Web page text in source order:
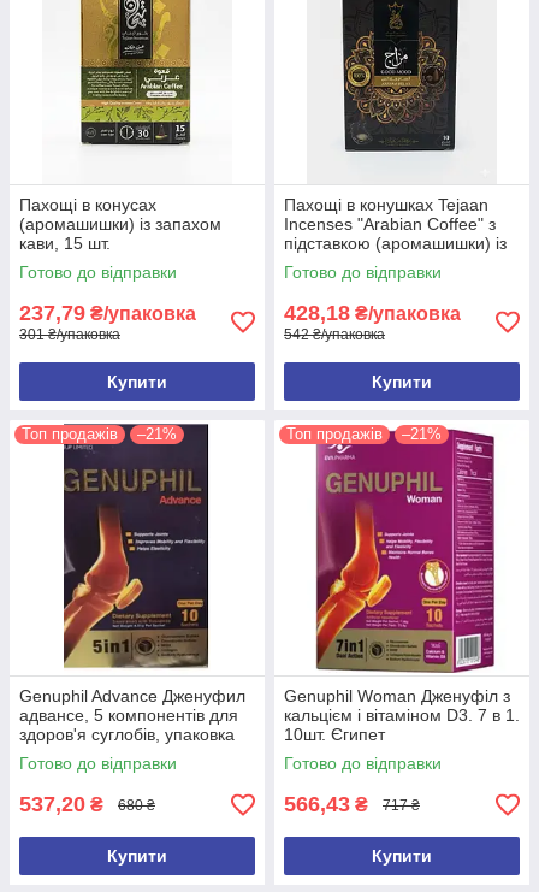
Пахощі в конусах
(аромашишки) із запахом
кави, 15 шт.
Готово до відправки
237,79 ₴/упаковка
301 ₴/упаковка
Купити
Пахощі в конушках Tejaan
Incenses "Arabian Coffee" з
підставкою (аромашишки) із
запахом кави, 10 шт.
Готово до відправки
428,18 ₴/упаковка
542 ₴/упаковка
Купити
Топ продажів –21%
Genuphil Advance Дженуфил
адвансе, 5 компонентів для
здоров'я суглобів, упаковка
10саше Єгипет
Готово до відправки
537,20 ₴ 680 ₴
Купити
Топ продажів –21%
Genuphil Woman Дженуфіл з
кальцієм і вітаміном D3. 7 в 1.
10шт. Єгипет
Готово до відправки
566,43 ₴ 717 ₴
Купити